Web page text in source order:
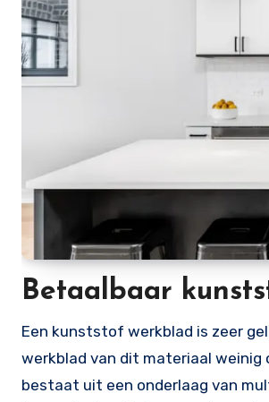
Betaalbaar
Een kunststof werkblad is zeer
werkblad van dit materiaal weinig
bestaat uit een onderlaag van